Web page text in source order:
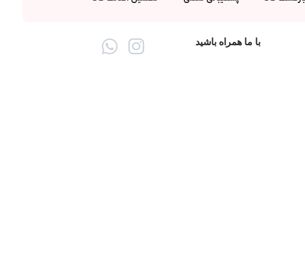
با ما همراه باشید